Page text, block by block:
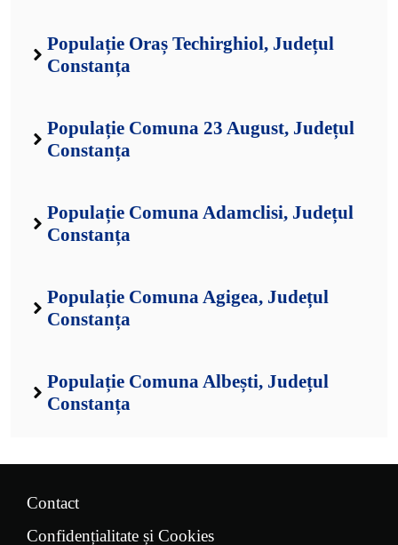
Populație Oraș Techirghiol, Județul
Constanța
Populație Comuna 23 August, Județul
Constanța
Populație Comuna Adamclisi, Județul
Constanța
Populație Comuna Agigea, Județul
Constanța
Populație Comuna Albești, Județul
Constanța
Contact
Confidențialitate și Cookies